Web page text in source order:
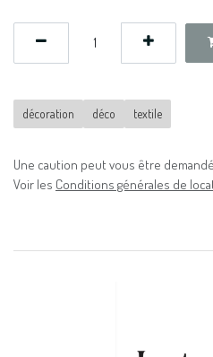
décoration déco textile
Une caution peut vous être
Voir les Conditions générales de